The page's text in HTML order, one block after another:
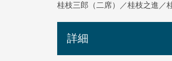
桂枝三郎（二席）／桂枝之進／
詳細